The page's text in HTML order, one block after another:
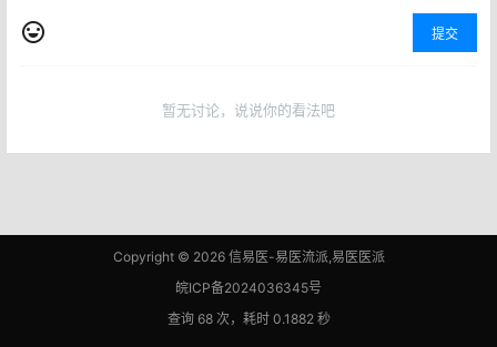
提交
暂无讨论，说说你的看法吧
Copyright © 2026信易医-易医流派,易医医派
皖ICP备2024036345号
查询 68 次，耗时 0.1882 秒